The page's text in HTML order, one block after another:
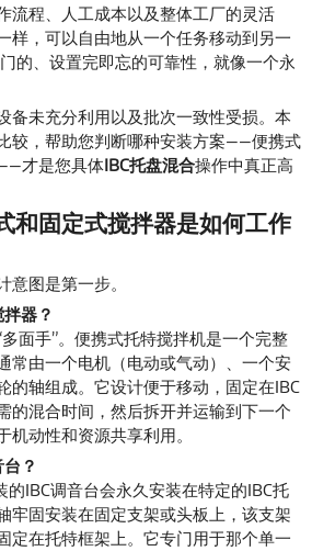
流程、人工成本以及整体工厂的灵活
样，可以自由地从一个任务移动到另一
的、设置完即忘的可靠性，就像一个永
备未充分利用以及批次一致性受损。本
较，帮助您判断哪种安装方案——便携式
才是您具体IBC托盘混合操作中真正高
和固定式搅拌器是如何工作
意图是第一步。
器？
面手”。便携式托特搅拌机是一个完整
常由一个电机（电动或气动）、一个安
的轴组成。它设计便于移动，固定在IBC
的混合时间，然后拆开并运输到下一个
动性和资源共享利用。
？
的IBC调音台会永久安装在特定的IBC托
牢固安装在固定支架或头板上，该支架
定在托特框架上。它专门用于那个单一